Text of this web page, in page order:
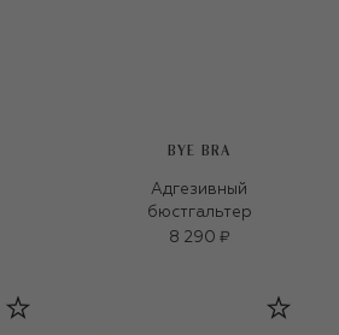
BYE BRA
Адгезивный
бюстгальтер
8 290 ₽